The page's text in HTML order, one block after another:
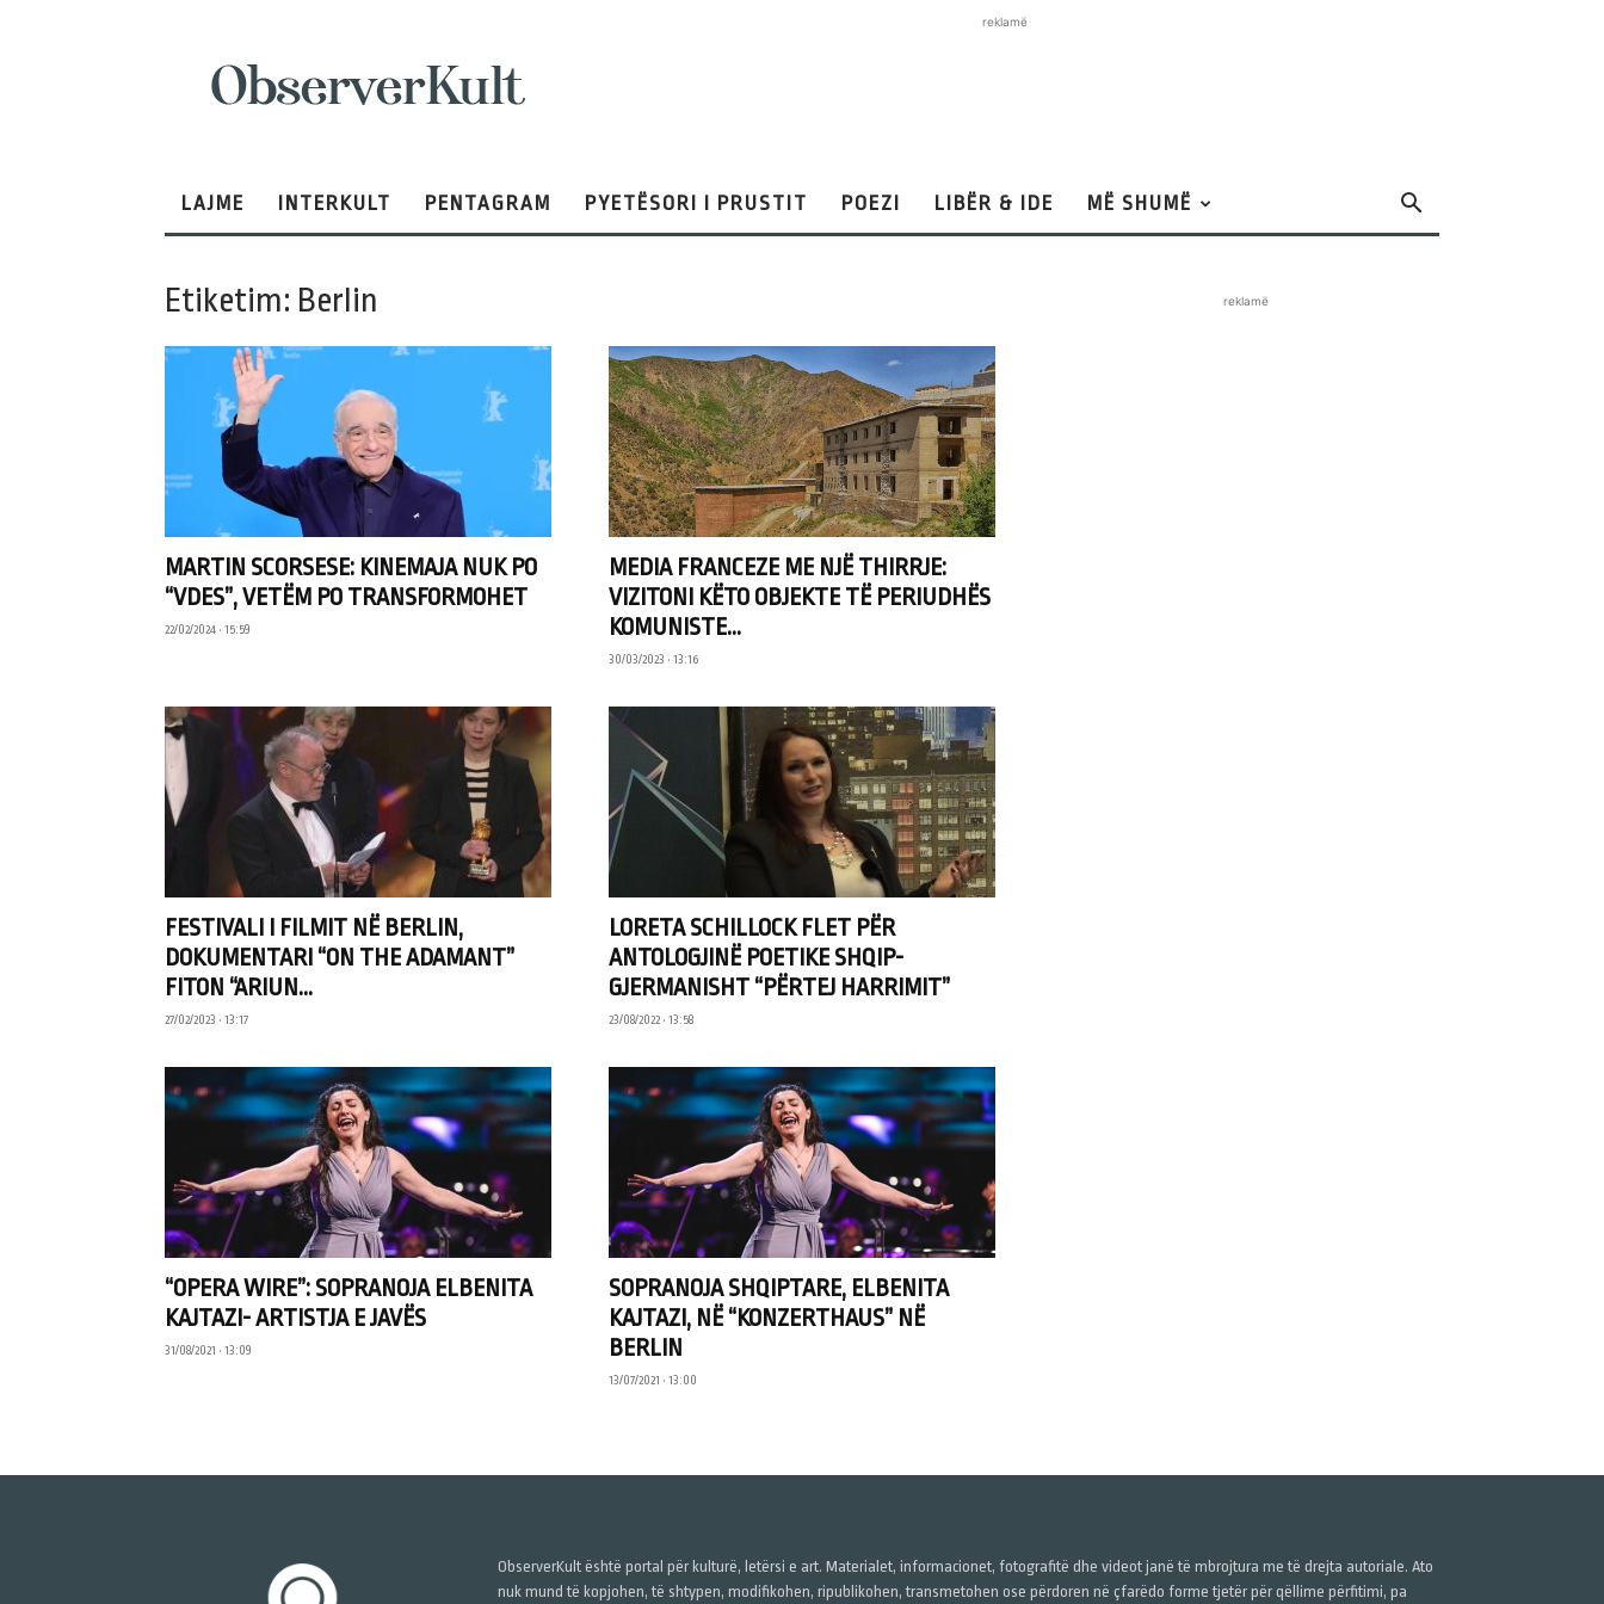
reklamë
LAJME INTERKULT PENTAGRAM PYETËSORI I PRUSTIT POEZI LIBËR & IDE MË SHUMË
Etiketim: Berlin
MARTIN SCORSESE: KINEMAJA NUK PO
“VDES”, VETËM PO TRANSFORMOHET
22/02/2024 • 15:59
MEDIA FRANCEZE ME NJË THIRRJE:
VIZITONI KËTO OBJEKTE TË PERIUDHËS
KOMUNISTE...
30/03/2023 • 13:16
FESTIVALI I FILMIT NË BERLIN,
DOKUMENTARI “ON THE ADAMANT”
FITON “ARIUN...
27/02/2023 • 13:17
LORETA SCHILLOCK FLET PËR
ANTOLOGJINË POETIKE SHQIP-
GJERMANISHT “PËRTEJ HARRIMIT”
23/08/2022 • 13:58
“OPERA WIRE”: SOPRANOJA ELBENITA
KAJTAZI- ARTISTJA E JAVËS
31/08/2021 • 13:09
SOPRANOJA SHQIPTARE, ELBENITA
KAJTAZI, NË “KONZERTHAUS” NË
BERLIN
13/07/2021 • 13:00
reklamë
ObserverKult është portal për kulturë, letërsi e art. Materialet, informacionet, fotografitë dhe videot janë të mbrojtura me të drejta autoriale. Ato
nuk mund të kopjohen, të shtypen, modifikohen, ripublikohen, transmetohen ose përdoren në çfarëdo forme tjetër për qëllime përfitimi, pa